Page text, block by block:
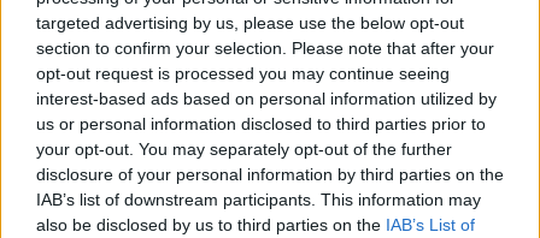
targeted advertising by us, please use the below opt-out
section to confirm your selection. Please note that after your
opt-out request is processed you may continue seeing
interest-based ads based on personal information utilized by
us or personal information disclosed to third parties prior to
your opt-out. You may separately opt-out of the further
disclosure of your personal information by third parties on the
IAB’s list of downstream participants. This information may
also be disclosed by us to third parties on the IAB’s List of